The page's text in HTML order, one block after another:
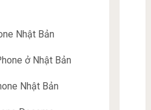
Nhật Bản
ở Nhật Bản
Nhật Bản